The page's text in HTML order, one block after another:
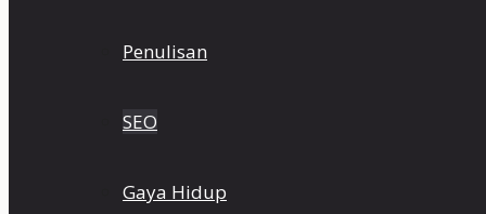
Penulisan
SEO
Gaya Hidup